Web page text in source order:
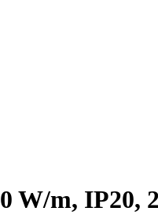
W/m, IP20,